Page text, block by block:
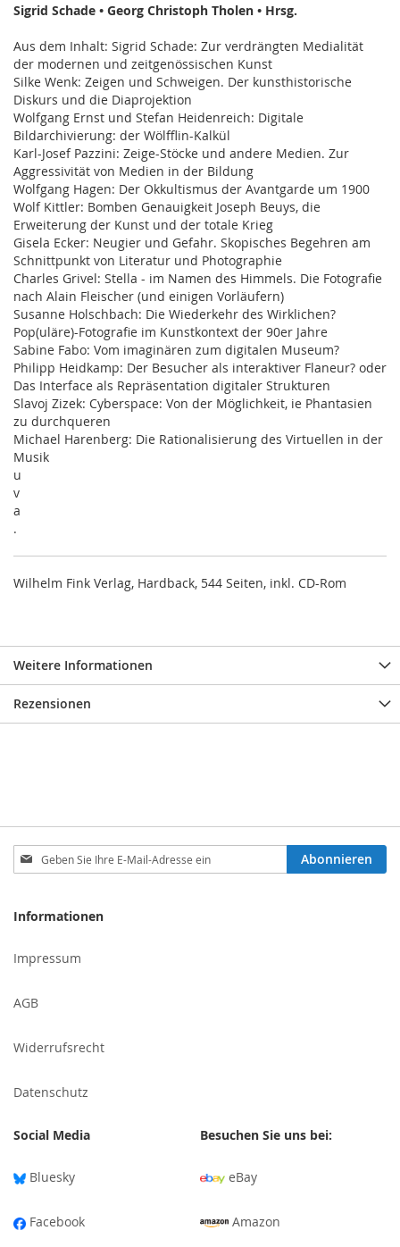
Sigrid Schade • Georg Christoph Tholen • Hrsg.
Aus dem Inhalt: Sigrid Schade: Zur verdrängten Medialität
der modernen und zeitgenössischen Kunst
Silke Wenk: Zeigen und Schweigen. Der kunsthistorische
Diskurs und die Diaprojektion
Wolfgang Ernst und Stefan Heidenreich: Digitale
Bildarchivierung: der Wölfflin-Kalkül
Karl-Josef Pazzini: Zeige-Stöcke und andere Medien. Zur
Aggressivität von Medien in der Bildung
Wolfgang Hagen: Der Okkultismus der Avantgarde um 1900
Wolf Kittler: Bomben Genauigkeit Joseph Beuys, die
Erweiterung der Kunst und der totale Krieg
Gisela Ecker: Neugier und Gefahr. Skopisches Begehren am
Schnittpunkt von Literatur und Photographie
Charles Grivel: Stella - im Namen des Himmels. Die Fotografie
nach Alain Fleischer (und einigen Vorläufern)
Susanne Holschbach: Die Wiederkehr des Wirklichen?
Pop(uläre)-Fotografie im Kunstkontext der 90er Jahre
Sabine Fabo: Vom imaginären zum digitalen Museum?
Philipp Heidkamp: Der Besucher als interaktiver Flaneur? oder
Das Interface als Repräsentation digitaler Strukturen
Slavoj Zizek: Cyberspace: Von der Möglichkeit, ie Phantasien
zu durchqueren
Michael Harenberg: Die Rationalisierung des Virtuellen in der
Musik
u
v
a
.
Wilhelm Fink Verlag, Hardback, 544 Seiten, inkl. CD-Rom
Weitere Informationen
Rezensionen
Melden
Sie
unseren
an:
Abonnieren
Informationen
Impressum
AGB
Widerrufsrecht
Datenschutz
Social Media
Bluesky
Facebook
Besuchen Sie uns bei:
eBay
Amazon